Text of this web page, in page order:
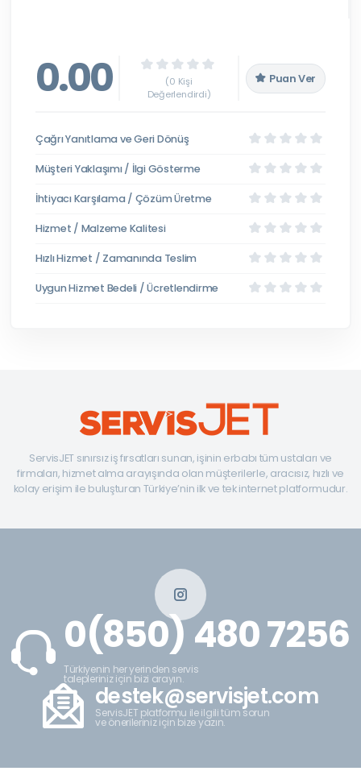
0.00
(0 Kişi
Değerlendirdi)
Puan Ver
Çağrı Yanıtlama ve Geri Dönüş
Müşteri Yaklaşımı / İlgi Gösterme
İhtiyacı Karşılama / Çözüm Üretme
Hizmet / Malzeme Kalitesi
Hızlı Hizmet / Zamanında Teslim
Uygun Hizmet Bedeli / Ücretlendirme
ServisJET sınırsız iş fırsatları sunan, işinin erbabı tüm ustaları ve
firmaları, hizmet alma arayışında olan müşterilerle, aracısız, hızlı ve
kolay erişim ile buluşturan Türkiye’nin ilk ve tek internet platformudur.
0(850) 480 7256
Türkiyenin her yerinden servis
talepleriniz için bizi arayın.
destek@servisjet.com
ServisJET platformu ile ilgili tüm sorun
ve önerileriniz için bize yazın.